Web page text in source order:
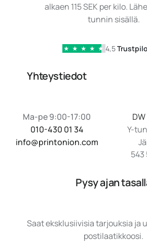
alkaen 115 SEK per kilo.
tunnin sisällä.
★ ★ ★ ★ ★ 4,5
Yhteystiedot
Ma-pe 9:00-17:00
010-430 01 34
info@printonion.com
Y-
543
Pysy ajan
Saat eksklusiivisia tarjouksia ja
postilaatikkoosi.